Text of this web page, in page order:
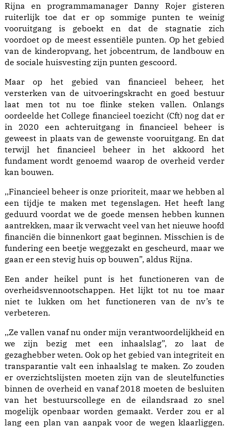
Rijna en programmamanager Danny Rojer gisteren
ruiterlijk toe dat er op sommige punten te weinig
vooruitgang is geboekt en dat de stagnatie zich
voordoet op de meest essentiële punten. Op het gebied
van de kinderopvang, het jobcentrum, de landbouw en
de sociale huisvesting zijn punten gescoord.
Maar op het gebied van financieel beheer, het
versterken van de uitvoeringskracht en goed bestuur
laat men tot nu toe flinke steken vallen. Onlangs
oordeelde het College financieel toezicht (Cft) nog dat er
in 2020 een achteruitgang in financieel beheer is
geweest in plaats van de gewenste vooruitgang. En dat
terwijl het financieel beheer in het akkoord het
fundament wordt genoemd waarop de overheid verder
kan bouwen.
,,Financieel beheer is onze prioriteit, maar we hebben al
een tijdje te maken met tegenslagen. Het heeft lang
geduurd voordat we de goede mensen hebben kunnen
aantrekken, maar ik verwacht veel van het nieuwe hoofd
financiën die binnenkort gaat beginnen. Misschien is de
fundering een beetje weggezakt en gescheurd, maar we
gaan er een stevig huis op bouwen”, aldus Rijna.
Een ander heikel punt is het functioneren van de
overheidsvennootschappen. Het lijkt tot nu toe maar
niet te lukken om het functioneren van de nv’s te
verbeteren.
,,Ze vallen vanaf nu onder mijn verantwoordelijkheid en
we zijn bezig met een inhaalslag”, zo laat de
gezaghebber weten. Ook op het gebied van integriteit en
transparantie valt een inhaalslag te maken. Zo zouden
er overzichtslijsten moeten zijn van de sleutelfuncties
binnen de overheid en vanaf 2018 moeten de besluiten
van het bestuurscollege en de eilandsraad zo snel
mogelijk openbaar worden gemaakt. Verder zou er al
lang een plan van aanpak voor de wegen klaarliggen.